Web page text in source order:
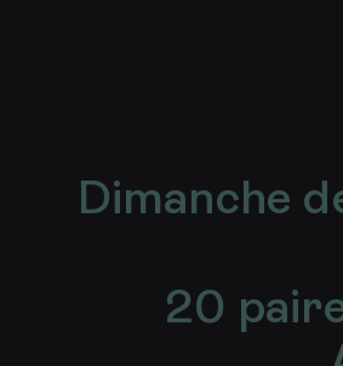
Dimanche
20